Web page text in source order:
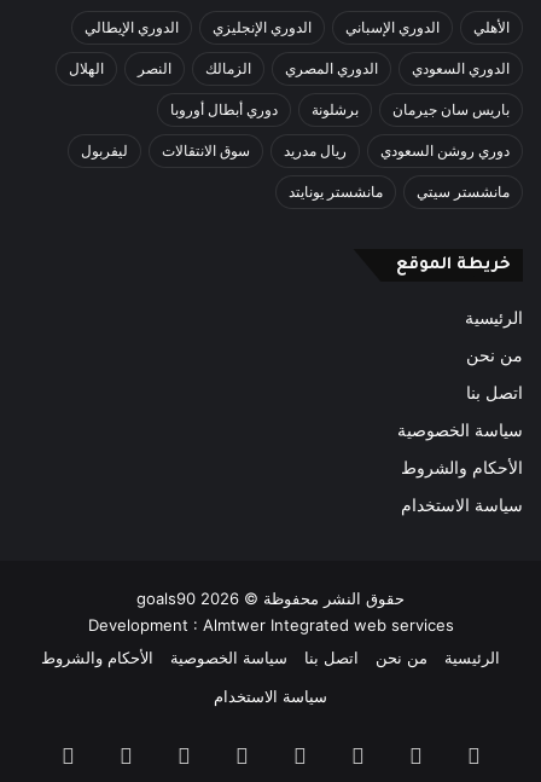
الأهلي الدوري الإسباني الدوري الإنجليزي الدوري الإيطالي
الدوري السعودي الدوري المصري الزمالك النصر الهلال
باريس سان جيرمان برشلونة دوري أبطال أوروبا
دوري روشن السعودي ريال مدريد سوق الانتقالات ليفربول
مانشستر سيتي مانشستر يونايتد
خريطة الموقع
الرئيسية
من نحن
اتصل بنا
سياسة الخصوصية
الأحكام والشروط
سياسة الاستخدام
حقوق النشر محفوظة © goals90 2026
Development : Almtwer Integrated web services
الرئيسية
من نحن اتصل بنا سياسة الخصوصية
الأحكام والشروط
سياسة الاستخدام
فيسبوك بينتيريست‫YouTube انستقرام